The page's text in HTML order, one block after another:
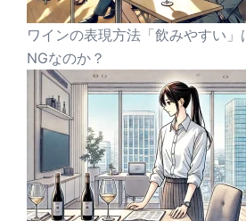
ワインの表現方法「飲みやすい
NGなのか？